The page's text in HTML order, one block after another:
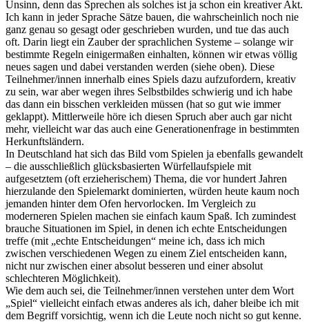
Unsinn, denn das Sprechen als solches ist ja schon ein kreativer Akt.
Ich kann in jeder Sprache Sätze bauen, die wahrscheinlich noch nie
ganz genau so gesagt oder geschrieben wurden, und tue das auch
oft. Darin liegt ein Zauber der sprachlichen Systeme – solange wir
bestimmte Regeln einigermaßen einhalten, können wir etwas völlig
neues sagen und dabei verstanden werden (siehe oben). Diese
Teilnehmer/innen innerhalb eines Spiels dazu aufzufordern, kreativ
zu sein, war aber wegen ihres Selbstbildes schwierig und ich habe
das dann ein bisschen verkleiden müssen (hat so gut wie immer
geklappt). Mittlerweile höre ich diesen Spruch aber auch gar nicht
mehr, vielleicht war das auch eine Generationenfrage in bestimmten
Herkunftsländern.
In Deutschland hat sich das Bild vom Spielen ja ebenfalls gewandelt
– die ausschließlich glücksbasierten Würfellaufspiele mit
aufgesetztem (oft erzieherischem) Thema, die vor hundert Jahren
hierzulande den Spielemarkt dominierten, würden heute kaum noch
jemanden hinter dem Ofen hervorlocken. Im Vergleich zu
moderneren Spielen machen sie einfach kaum Spaß. Ich zumindest
brauche Situationen im Spiel, in denen ich echte Entscheidungen
treffe (mit „echte Entscheidungen“ meine ich, dass ich mich
zwischen verschiedenen Wegen zu einem Ziel entscheiden kann,
nicht nur zwischen einer absolut besseren und einer absolut
schlechteren Möglichkeit).
Wie dem auch sei, die Teilnehmer/innen verstehen unter dem Wort
„Spiel“ vielleicht einfach etwas anderes als ich, daher bleibe ich mit
dem Begriff vorsichtig, wenn ich die Leute noch nicht so gut kenne.